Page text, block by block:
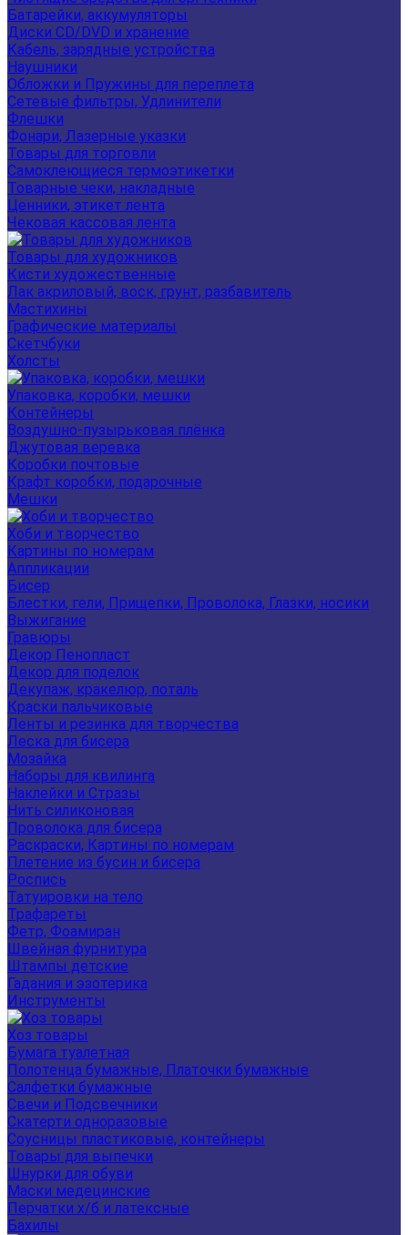
Батарейки, аккумуляторы
Диски CD/DVD и хранение
Кабель, зарядные устройства
Наушники
Обложки и Пружины для переплета
Сетевые фильтры, Удлинители
Флешки
Фонари, Лазерные указки
Товары для торговли
Самоклеющиеся термоэтикетки
Товарные чеки, накладные
Ценники, этикет лента
Чековая кассовая лента
Товары для художников
Кисти художественные
Лак акриловый, воск, грунт, разбавитель
Мастихины
Графические материалы
Скетчбуки
Холсты
Упаковка, коробки, мешки
Контейнеры
Воздушно-пузырьковая плёнка
Джутовая веревка
Коробки почтовые
Крафт коробки, подарочные
Мешки
Хоби и творчество
Картины по номерам
Аппликации
Бисер
Блестки, гели, Прищепки, Проволока, Глазки, носики
Выжигание
Гравюры
Декор Пенопласт
Декор для поделок
Декупаж, кракелюр, поталь
Краски пальчиковые
Ленты и резинка для творчества
Леска для бисера
Мозайка
Наборы для квилинга
Наклейки и Стразы
Нить силиконовая
Проволока для бисера
Раскраски, Картины по номерам
Плетение из бусин и бисера
Роспись
Татуировки на тело
Трафареты
Фетр, Фоамиран
Швейная фурнитура
Штампы детские
Гадания и эзотерика
Инструменты
Хоз товары
Бумага туалетная
Полотенца бумажные, Платочки бумажные
Салфетки бумажные
Свечи и Подсвечники
Скатерти одноразовые
Соусницы пластиковые, контейнеры
Товары для выпечки
Шнурки для обуви
Маски медецинские
Перчатки х/б и латексные
Бахилы